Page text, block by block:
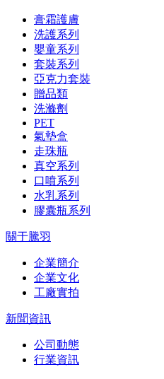
膏霜護膚
洗護系列
嬰童系列
套裝系列
亞克力套裝
贈品類
洗滌劑
PET
氣墊盒
走珠瓶
真空系列
口噴系列
水乳系列
膠囊瓶系列
關于騰羽
企業簡介
企業文化
工廠實拍
新聞資訊
公司動態
行業資訊